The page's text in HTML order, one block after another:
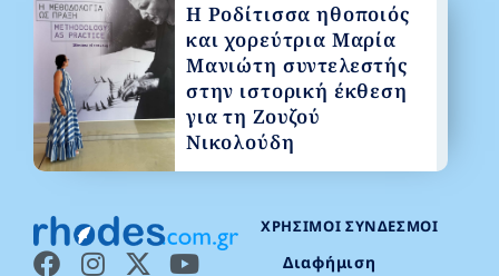
ΧΡΉΣΙΜΟΙ ΣΎΝΔΕΣΜΟΙ
Διαφήμιση
Η Ροδίτισσα ηθοποιός
και χορεύτρια Μαρία
Μανιώτη συντελεστής
στην ιστορική έκθεση
για τη Ζουζού
Νικολούδη